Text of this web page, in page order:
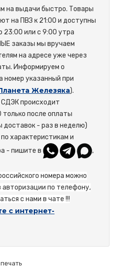
на выдачи быстро. Товары
на ПВЗ к 21:00 и доступны
23:00 или с 9:00 утра
заказы мы вручаем
на адресе уже через
Информируем о
номер указанный при
Железяка).
СДЭК происходит
после оплаты
доставок - раз в неделю)
характеристикам и
- пишите в
,
номера можно
авторизации по телефону,
с нами в чате !!!
с интернет-
печать